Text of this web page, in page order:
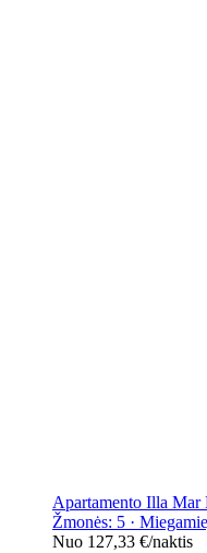
Apartamento Illa Mar
Žmonės: 5 ·
Nuo 127,33 €/naktis